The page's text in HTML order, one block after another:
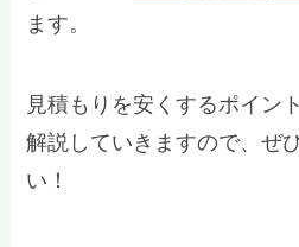
ます。
見積もりを安くするポイン
解説していきますので、ぜ
い！